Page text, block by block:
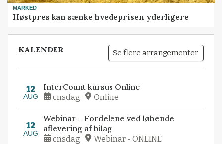
MARKED
Høstpres kan sænke hvedeprisen yderligere
KALENDER Se flere arrangementer
12
AUG
InterCount kursus Online
onsdag Online
12
AUG
Webinar – Fordelene ved løbende
aflevering af bilag
onsdag Webinar - ONLINE